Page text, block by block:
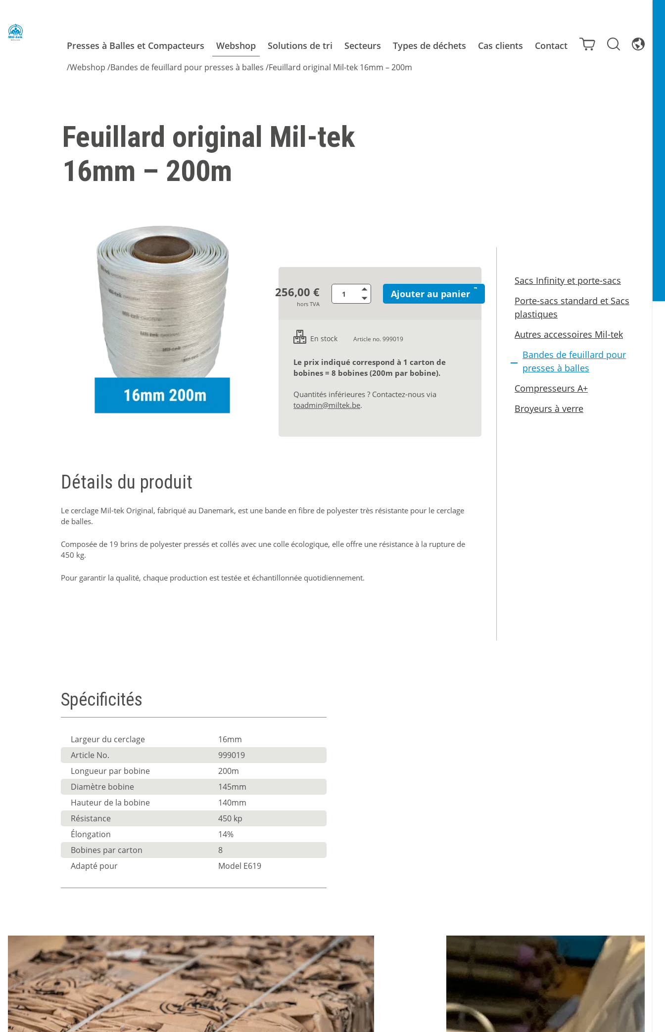
Presses à Balles et Compacteurs Webshop Solutions de tri Secteurs Types de déchets Cas clients Contact
/Webshop /Bandes de feuillard pour presses à balles /Feuillard original Mil-tek 16mm – 200m
Feuillard original Mil-tek
16mm – 200m
256,00 €
hors TVA
Ajouter au panier
En stock Article no. 999019
Le prix indiqué correspond à 1 carton de
bobines = 8 bobines (200m par bobine).
Quantités inférieures ? Contactez-nous via
toadmin@miltek.be.
Détails du produit
Le cerclage Mil-tek Original, fabriqué au Danemark, est une bande en fibre de polyester très résistante pour le cerclage
de balles.
Composée de 19 brins de polyester pressés et collés avec une colle écologique, elle offre une résistance à la rupture de
450 kg.
Pour garantir la qualité, chaque production est testée et échantillonnée quotidiennement.
Sacs Infinity et porte-sacs
Porte-sacs standard et Sacs
plastiques
Autres accessoires Mil-tek
Bandes de feuillard pour
presses à balles
Compresseurs A+
Broyeurs à verre
Spécificités
Largeur du cerclage
16mm
Article No.
999019
Longueur par bobine
200m
Diamètre bobine
145mm
Hauteur de la bobine
140mm
Résistance
450 kp
Élongation
14%
Bobines par carton
8
Adapté pour
Model E619